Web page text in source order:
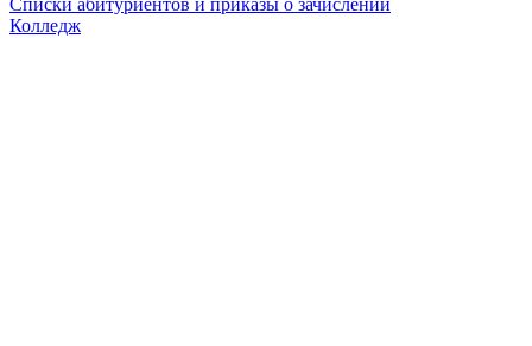
Списки абитуриентов и приказы о зачислении
Колледж